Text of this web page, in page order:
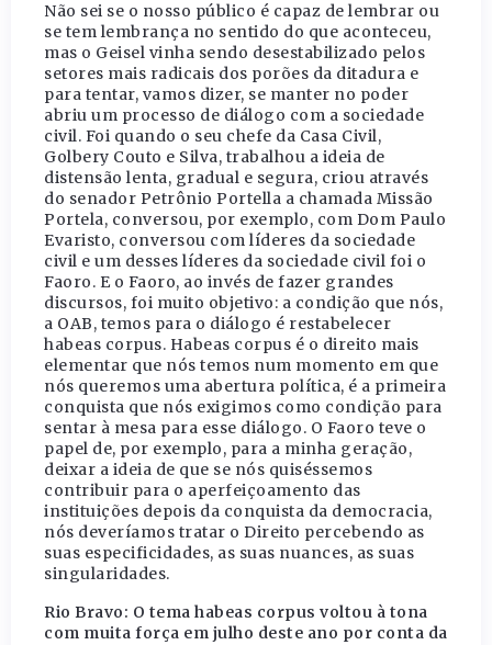
Não sei se o nosso público é capaz de lembrar ou
se tem lembrança no sentido do que aconteceu,
mas o Geisel vinha sendo desestabilizado pelos
setores mais radicais dos porões da ditadura e
para tentar, vamos dizer, se manter no poder
abriu um processo de diálogo com a sociedade
civil. Foi quando o seu chefe da Casa Civil,
Golbery Couto e Silva, trabalhou a ideia de
distensão lenta, gradual e segura, criou através
do senador Petrônio Portella a chamada Missão
Portela, conversou, por exemplo, com Dom Paulo
Evaristo, conversou com líderes da sociedade
civil e um desses líderes da sociedade civil foi o
Faoro. E o Faoro, ao invés de fazer grandes
discursos, foi muito objetivo: a condição que nós,
a OAB, temos para o diálogo é restabelecer
habeas corpus. Habeas corpus é o direito mais
elementar que nós temos num momento em que
nós queremos uma abertura política, é a primeira
conquista que nós exigimos como condição para
sentar à mesa para esse diálogo. O Faoro teve o
papel de, por exemplo, para a minha geração,
deixar a ideia de que se nós quiséssemos
contribuir para o aperfeiçoamento das
instituições depois da conquista da democracia,
nós deveríamos tratar o Direito percebendo as
suas especificidades, as suas nuances, as suas
singularidades.
Rio Bravo: O tema habeas corpus voltou à tona
com muita força em julho deste ano por conta da